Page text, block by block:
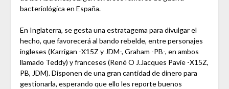
bacteriológica en España.
En Inglaterra, se gesta una estratagema para divulgar el
hecho, que favorecerá al bando rebelde, entre personajes
ingleses (Karrigan -X15Z y JDM-, Graham -PB-, en ambos
llamado Teddy) y franceses (René O J.Jacques Pavie -X15Z,
PB, JDM). Disponen de una gran cantidad de dinero para
gestionarla, esperando que ello les reporte buenos